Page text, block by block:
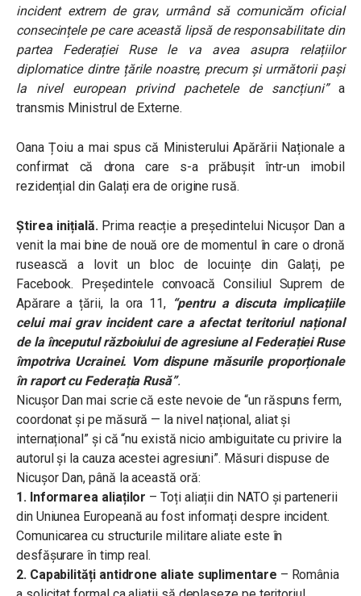
incident extrem de grav, urmând să comunicăm oficial
consecințele pe care această lipsă de responsabilitate din
partea Federației Ruse le va avea asupra relațiilor
diplomatice dintre țările noastre, precum și următorii pași
la nivel european privind pachetele de sancțiuni”a
transmis Ministrul de Externe.
Oana Țoiu a mai spus că Ministerului Apărării Naționale a
confirmat că drona care s-a prăbușit într-un imobil
rezidențial din Galați era de origine rusă.
Știrea inițială. Prima reacție a președintelui Nicușor Dan a
venit la mai bine de nouă ore de momentul în care o dronă
rusească a lovit un bloc de locuințe din Galați, pe
Facebook. Președintele convoacă Consiliul Suprem de
Apărare a țării, la ora 11, “pentru a discuta implicațiile
celui mai grav incident care a afectat teritoriul național
de la începutul războiului de agresiune al Federației Ruse
împotriva Ucrainei. Vom dispune măsurile proporționale
în raport cu Federația Rusă”.
Nicușor Dan mai scrie că este nevoie de “un răspuns ferm,
coordonat și pe măsură — la nivel național, aliat și
internațional” și că “nu există nicio ambiguitate cu privire la
autorul și la cauza acestei agresiuni”. Măsuri dispuse de
Nicușor Dan, până la această oră:
1. Informarea aliaților – Toți aliații din NATO și partenerii
din Uniunea Europeană au fost informați despre incident.
Comunicarea cu structurile militare aliate este în
desfășurare în timp real.
2. Capabilități antidrone aliate suplimentare – România